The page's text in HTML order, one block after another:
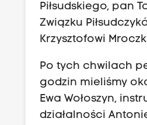
Piłsudskiego, pan
Związku
Krzysztofowi
Po tych chwilach
godzin mieliśmy
Ewa Wołoszyn,
działalności